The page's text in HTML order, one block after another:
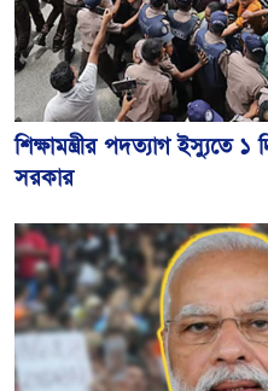
শিক্ষামন্ত্রীর পদত্যাগ ইস্যুতে
সরকার